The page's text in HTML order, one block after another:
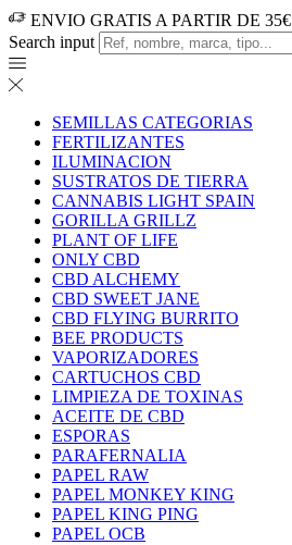
ENVIO GRATIS A PARTIR DE 35€
Search input
SEMILLAS CATEGORIAS
FERTILIZANTES
ILUMINACION
SUSTRATOS DE TIERRA
CANNABIS LIGHT SPAIN
GORILLA GRILLZ
PLANT OF LIFE
ONLY CBD
CBD ALCHEMY
CBD SWEET JANE
CBD FLYING BURRITO
BEE PRODUCTS
VAPORIZADORES
CARTUCHOS CBD
LIMPIEZA DE TOXINAS
ACEITE DE CBD
ESPORAS
PARAFERNALIA
PAPEL RAW
PAPEL MONKEY KING
PAPEL KING PING
PAPEL OCB